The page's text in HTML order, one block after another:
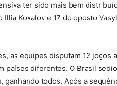
ter sido mais bem
Kovalov e 17 do oposto
as equipes disputam 12 jogos
países diferentes. O Brasil
todos. Após a